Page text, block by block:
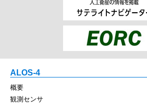
ALOS-4
概要
観測センサ